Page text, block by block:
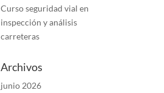
Curso seguridad vial en
inspección y análisis
carreteras
Archivos
junio 2026